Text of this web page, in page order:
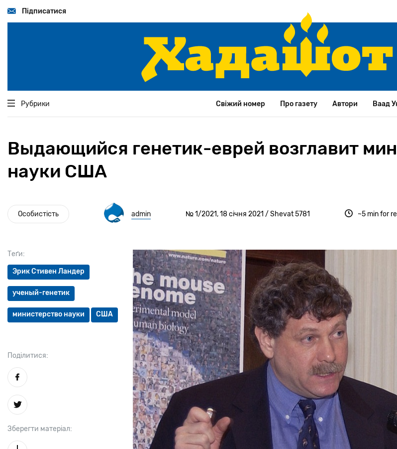
основногоПідписатися
Рубрики Свіжий номер Про газету Автори Ваад
Выдающийся генетик-еврей возглавит
науки США
Особистість admin № 1/2021, 18 січня 2021 / Shevat 5781 ~5 min for
Теґи:
Эрик Стивен Ландер
ученый-генетик
министерство науки США
Поділитися:
Зберегти матеріал: